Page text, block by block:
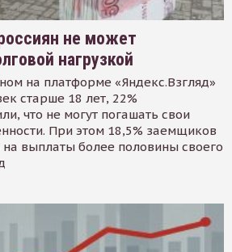
не может
нагрузкой
на платформе «Яндекс.Взгляд»
старше 18 лет, 22%
что не могут погашать свои
При этом 18,5% заемщиков
выплаты более половины своего